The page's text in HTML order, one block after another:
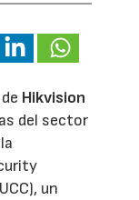
Hikvision
del sector
un